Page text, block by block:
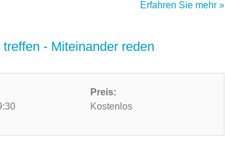
Erfahren Sie mehr »
- Miteinander reden
Preis:
Kostenlos